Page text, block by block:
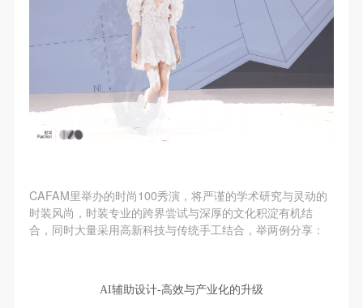
CAFAM里举办的时尚100秀演，将严谨的学术研究与灵动的
时装风尚，时装专业的跨界尝试与深厚的文化积淀有机结
合，同时大量采用高新科技与传统手工结合，举两例分享：
‌AI辅助设计‌-高效与产业化的升级
（2）、乙方中央美术学院美术馆是一所具有标志
性、专业性、国际化的现代公共美术馆。中央美术学
院美术馆与时代同行，努力塑造一个开放、自由、学
术的空间氛围，竭诚与各单位、企业、机构、艺术家
和观众进行良好互动。以学院的学术研究为基础，积
极策划国际、国内多视角、多领域的展览、论坛及公
单位，其开展的公共教育活动以学术性和公益性为
主。
二、拍摄内容、使用形式、使用地域范围
（2）、乙方中央美术学院美术馆是一所具有标志
性、专业性、国际化的现代公共美术馆。中央美术学
院美术馆与时代同行，努力塑造一个开放、自由、学
术的空间氛围，竭诚与各单位、企业、机构、艺术家
和观众进行良好互动。以学院的学术研究为基础，积
极策划国际、国内多视角、多领域的展览、论坛及公
单位，其开展的公共教育活动以学术性和公益性为
主。
二、拍摄内容、使用形式、使用地域范围
（2）、乙方中央美术学院美术馆是一所具有标志
性、专业性、国际化的现代公共美术馆。中央美术学
院美术馆与时代同行，努力塑造一个开放、自由、学
术的空间氛围，竭诚与各单位、企业、机构、艺术家
和观众进行良好互动。以学院的学术研究为基础，积
极策划国际、国内多视角、多领域的展览、论坛及公
单位，其开展的公共教育活动以学术性和公益性为
主。
二、拍摄内容、使用形式、使用地域范围
快捷登录 帐号密码登录
手机号码